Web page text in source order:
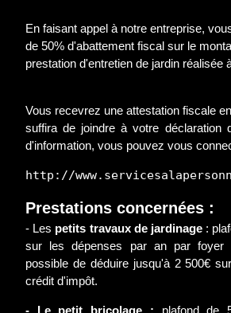
En faisant appel à notre entreprise,
de 50% d'abattement fiscal sur le
prestation d'entretien de jardin réalisée
Vous recevrez une attestation fiscale
suffira de joindre à votre déclaration
d'information, vous pouvez vous
http://
Prestations concernées :
- Les petits travaux de jardinage:
sur les dépenses par an par foyer
possible de déduire jusqu'à 2 500€
crédit d'impôt.
- Le petit bricolage : plafond de